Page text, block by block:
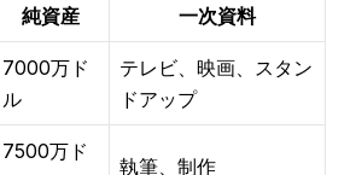
純資産 一次資料
7000万ド
ル
テレビ、映画、スタン
ドアップ
7500万ド
執筆、制作